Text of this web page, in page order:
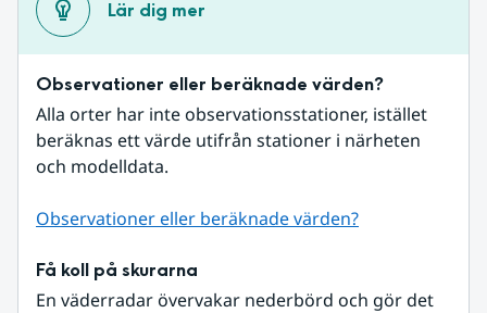
Lär dig mer
Observationer eller beräknade värden?
Alla orter har inte observationsstationer, istället
beräknas ett värde utifrån stationer i närheten
och modelldata.
Observationer eller beräknade värden?
Få koll på skurarna
En väderradar övervakar nederbörd och gör det